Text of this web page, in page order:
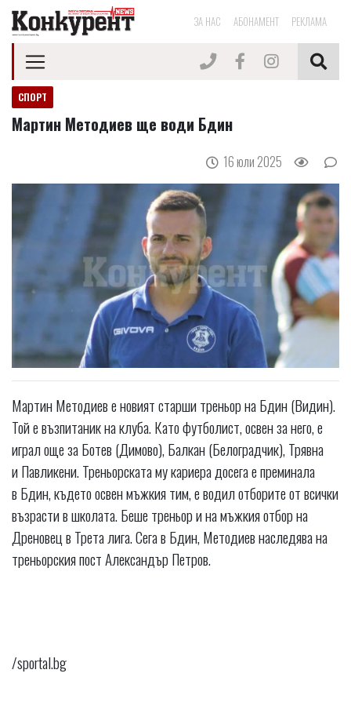
ЗА НАС АБОНАМЕНТ РЕКЛАМА
СПОРТ
Мартин Методиев ще води Бдин
16 юли 2025
Мартин Методиев е новият старши треньор на Бдин (Видин).
Той е възпитаник на клуба. Като футболист, освен за него, е
играл още за Ботев (Димово), Балкан (Белоградчик), Трявна
и Павликени. Треньорската му кариера досега е преминала
в Бдин, където освен мъжкия тим, е водил отборите от всички
възрасти в школата. Беше треньор и на мъжкия отбор на
Дреновец в Трета лига. Сега в Бдин, Методиев наследява на
треньорския пост Александър Петров.
/sportal.bg